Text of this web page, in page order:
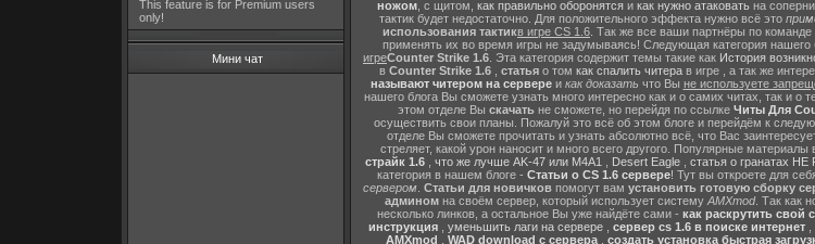
This feature is for Premium users
only!
Мини чат
ножом , с щитом, как правильно оборонятся и как нужно атаковать на
тактик будет недостаточно. Для положительного эффекта нужно всё это
использования тактикв игре CS 1.6 . Так же все ваши партнёры по
применять их во время игры не задумываясь! Следующая категория нашего
игреCounter Strike 1.6 . Эта категория содержит темы такие как История
в Counter Strike 1.6 статья о том как спалить читера в игре , а так же
называют читером на сервереи как доказать что Вы не используете
нашего блога Вы сможете узнать много интересно как и о самих читах, так и о
этом отделе Вы скачатьне сможете, но перейдя по ссылке Читы Для
осуществить свои планы. Пожалуй это всё об этом блоге и перейдём к
отделе Вы сможете прочитать и узнать абсолютно всё, что Вас
стреляет, какой урон наносит и много всего другого. Популярные материалы
страйк 1.6
что же лучше AK-47 или M4A1 Desert Eagle статья о гранатах
категория в нашем блоге - Статьи о CS 1.6 сервере! Тут вы откроете для
сервером Статьи для новичков помогут вам установить готовую сборку
админомна своём сервер, который использует систему AMXmod. Так как
несколько линков, а остальное Вы уже найдёте сами - как раскрутить свой
инструкция
уменьшить лаги на сервере сервер cs 1.6 в поиске интернет
AMXmod
WAD download с сервера, создать установка быстрая